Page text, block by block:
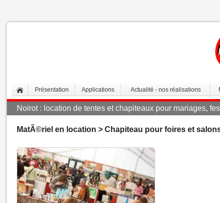
Présentation Applications Actualité - nos réalisations
Noirot : location de tentes et chapiteaux pour mariages,
MatÃ©riel en location > Chapiteau pour foires et